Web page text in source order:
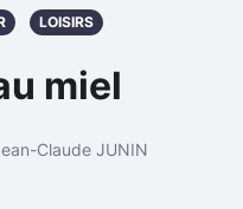
LOISIRS
miel
Claude JUNIN